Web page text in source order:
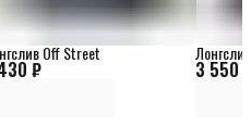
₽
Off Street
3 550